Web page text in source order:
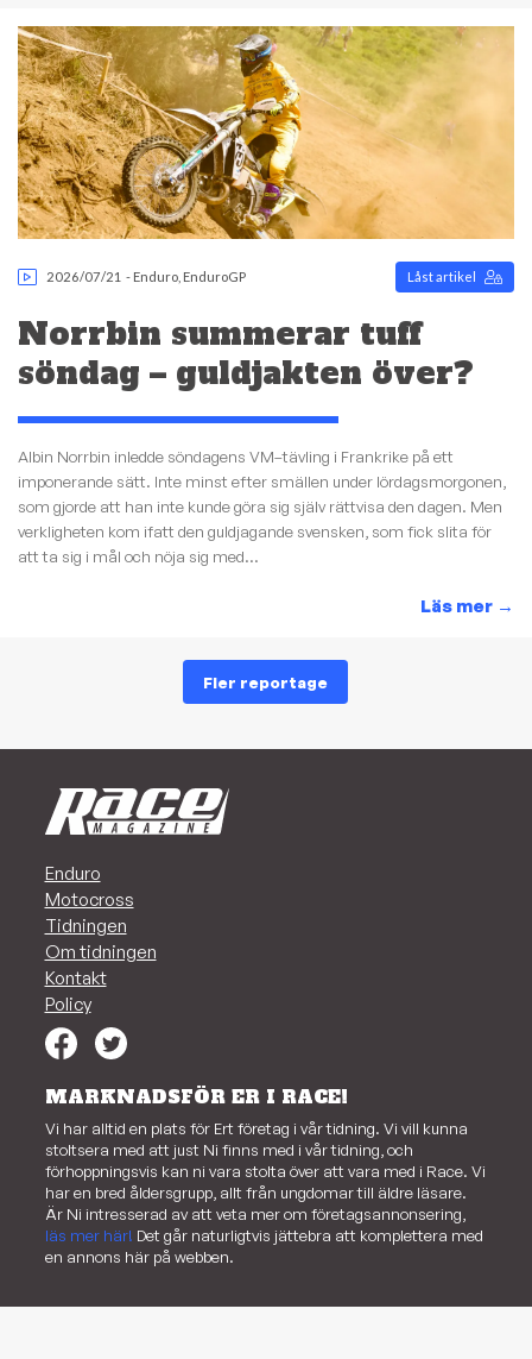
2026/07/21 - Enduro EnduroGP Låst artikel
Norrbin summerar tuff
söndag – guldjakten över?
Albin Norrbin inledde söndagens VM–tävling i Frankrike på ett
imponerande sätt. Inte minst efter smällen under lördagsmorgonen,
som gjorde att han inte kunde göra sig själv rättvisa den dagen. Men
verkligheten kom ifatt den guldjagande svensken, som fick slita för
att ta sig i mål och nöja sig med...
Läs mer →
Fler reportage
Enduro
Motocross
Tidningen
Om tidningen
Kontakt
Policy
MARKNADSFÖR ER I RACE!
Vi har alltid en plats för Ert företag i vår tidning. Vi vill kunna
stoltsera med att just Ni finns med i vår tidning, och
förhoppningsvis kan ni vara stolta över att vara med i Race. Vi
har en bred åldersgrupp, allt från ungdomar till äldre läsare.
Är Ni intresserad av att veta mer om företagsannonsering,
läs mer här! Det går naturligtvis jättebra att komplettera med
en annons här på webben.